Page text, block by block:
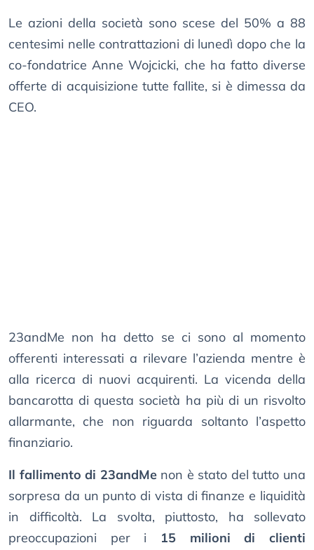
Le azioni della società sono scese del 50% a 88
centesimi nelle contrattazioni di lunedì dopo che la
co-fondatrice Anne Wojcicki, che ha fatto diverse
offerte di acquisizione tutte fallite, si è dimessa da
CEO.
23andMe non ha detto se ci sono al momento
offerenti interessati a rilevare l’azienda mentre è
alla ricerca di nuovi acquirenti. La vicenda della
bancarotta di questa società ha più di un risvolto
allarmante, che non riguarda soltanto l’aspetto
finanziario.
Il fallimento di 23andMenon è stato del tutto una
sorpresa da un punto di vista di finanze e liquidità
in difficoltà. La svolta, piuttosto, ha sollevato
preoccupazioni per i 15 milioni di clienti